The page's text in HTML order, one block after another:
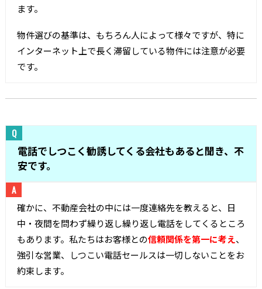
ます。
物件選びの基準は、もちろん人によって様々ですが、特に
インターネット上で長く滞留している物件には注意が必要
です。
電話でしつこく勧誘してくる会社もあると聞き、不
安です。
確かに、不動産会社の中には一度連絡先を教えると、日
中・夜間を問わず繰り返し繰り返し電話をしてくるところ
もあります。私たちはお客様との信頼関係を第一に考え、
強引な営業、しつこい電話セールスは一切しないことをお
約束します。